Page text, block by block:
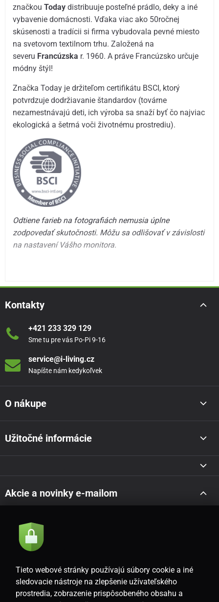
značkouTodaydistribuuje posteľné prádlo, deky a iné
vybavenie domácnosti. Vďaka viac ako 50ročnej
skúsenosti a tradícii si firma vybudovala pevné miesto
na svetovom textilnom trhu. Založená na
severu Francúzska r. 1960. A práve Francúzsko určuje
módny štýl!
Značka Today je držiteľom certifikátu BSCI, ktorý
potvrdzuje dodržiavanie štandardov (továrne
nezamestnávajú deti, ich výroba sa snaží byť čo najviac
ekologická a šetrná voči životnému prostrediu).
Odtiene farieb na fotografiách nemusia úplne
zodpovedať skutočnosti. Môžu sa odlišovať v závislosti
na nastavení Vášho monitora.
Kontakty
+421 233 329 129
Sme tu pre vás Po-Pi 9-16
service@i-living.cz
Napíšte nám kedykoľvek
O nákupe
Užitočné informácie
Akcie a novinky e-mailom
Súhlasím so
SK
Tieto webové stránky používajú súbory cookie a iné
sledovacie nástroje na zlepšenie užívateľského
prostredia, zobrazenie prispôsobeného obsahu a